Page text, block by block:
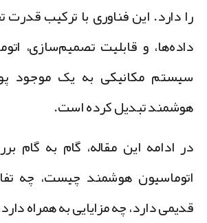
دارد. این فناوری با ترکیب قدرت
و قابلیت تصمیم‌سازی،
مکانیکی به یک موجود پویا،
تبدیل کرده است.
ادامه این مقاله، گام به گام
هوشمند چیست، چه
دارد، چه مزایایی به همراه دارد،